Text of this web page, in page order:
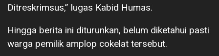
Ditreskrimsus,” lugas Kabid Humas.
Hingga berita ini diturunkan, belum diketahui pasti
warga pemilik amplop cokelat tersebut.